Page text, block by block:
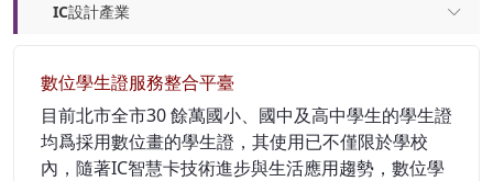
IC設計產業
數位學生證服務整合平臺
目前北市全市30 餘萬國小、國中及高中學生的學生證
均爲採用數位畫的學生證，其使用已不僅限於學校
內，隨著IC智慧卡技術進步與生活應用趨勢，數位學